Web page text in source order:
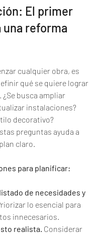
El primer
una reforma
cualquier obra, es
qué se quiere lograr
¿Se busca ampliar
instalaciones?
decorativo?
preguntas ayuda a
claro.
para planificar:
de necesidades y
lo esencial para
innecesarios.
realista. Considerar